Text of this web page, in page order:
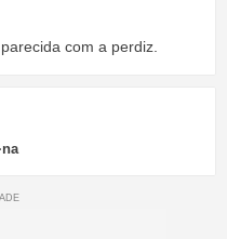
com a perdiz.
·na